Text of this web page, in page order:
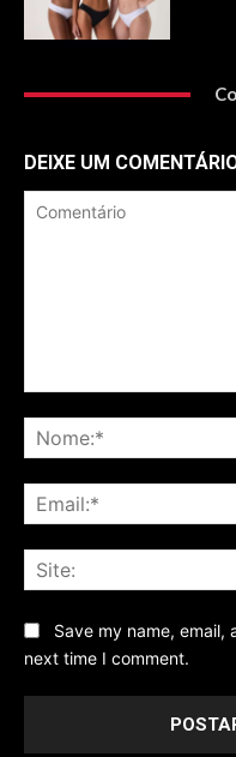
DEIXE UM
Save my name,
next time I comment.